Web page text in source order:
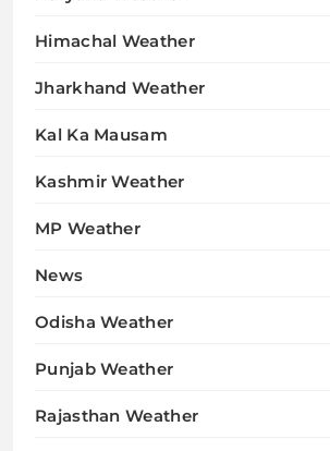
Himachal Weather
Jharkhand Weather
Kal Ka Mausam
Kashmir Weather
MP Weather
News
Odisha Weather
Punjab Weather
Rajasthan Weather